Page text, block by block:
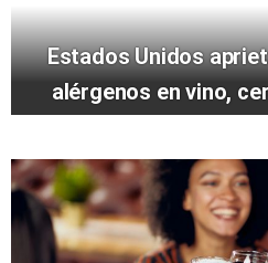
Estados Unidos
alérgenos en vino,